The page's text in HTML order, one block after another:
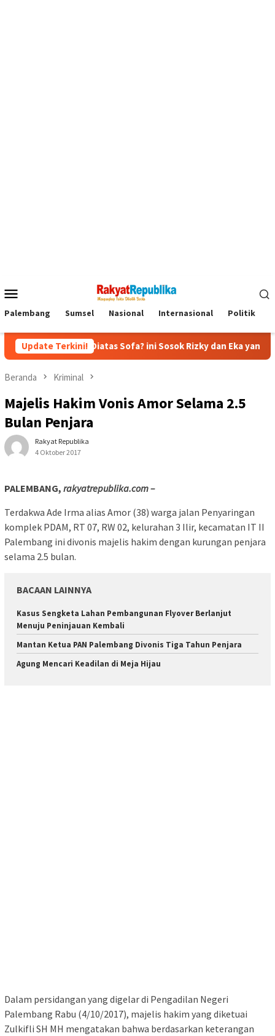
Mobile
Palembang Sumsel Nasional Internasional Politik
Update Terkini!
Diatas Sofa? ini Sosok Rizky dan Eka yang Viral
Beranda Kriminal
Majelis Hakim Vonis Amor Selama 2.5
Bulan Penjara
Rakyat Republika
4 Oktober 2017
PALEMBANG, rakyatrepublika.com –
Terdakwa Ade Irma alias Amor (38) warga jalan Penyaringan
komplek PDAM, RT 07, RW 02, kelurahan 3 Ilir, kecamatan IT II
Palembang ini ‎divonis majelis hakim dengan kurungan penjara
selama 2.5 bulan.
BACAAN LAINNYA
Kasus Sengketa Lahan Pembangunan Flyover Berlanjut
Menuju Peninjauan Kembali
Mantan Ketua PAN Palembang Divonis Tiga Tahun Penjara
Agung Mencari Keadilan di Meja Hijau
Dalam persidangan yang digelar di Pengadilan Negeri
Palembang Rabu (4/10/2017), majelis hakim yang diketuai
Zulkifli SH MH mengatakan bahwa berdasarkan keterangan